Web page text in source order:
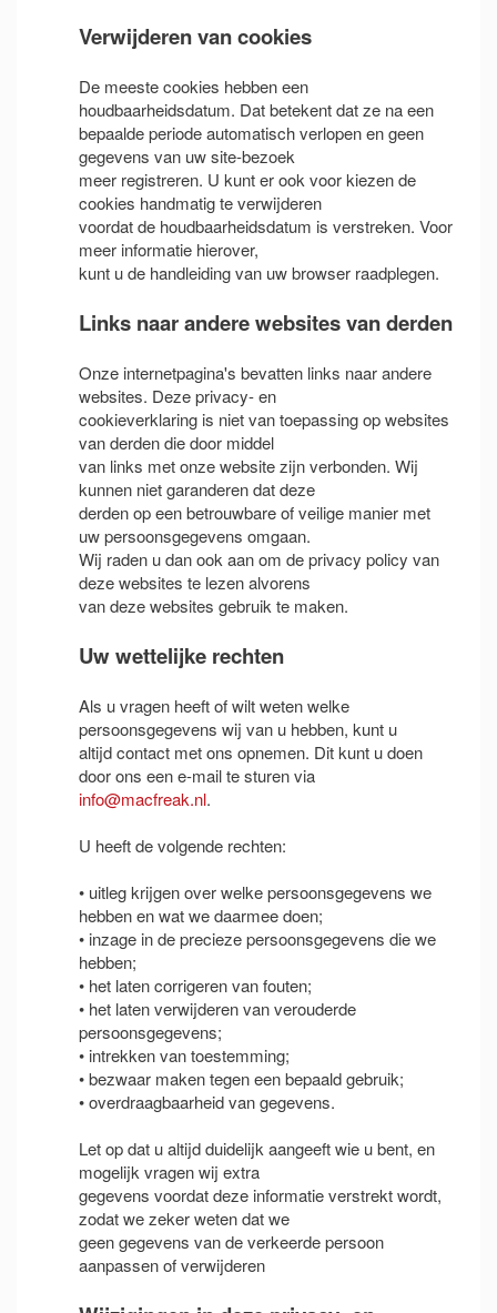
Verwijderen van cookies
De meeste cookies hebben een
houdbaarheidsdatum. Dat betekent dat ze na een
bepaalde periode automatisch verlopen en geen
gegevens van uw site-bezoek
meer registreren. U kunt er ook voor kiezen de
cookies handmatig te verwijderen
voordat de houdbaarheidsdatum is verstreken. Voor
meer informatie hierover,
kunt u de handleiding van uw browser raadplegen.
Links naar andere websites van derden
Onze internetpagina's bevatten links naar andere
websites. Deze privacy- en
cookieverklaring is niet van toepassing op websites
van derden die door middel
van links met onze website zijn verbonden. Wij
kunnen niet garanderen dat deze
derden op een betrouwbare of veilige manier met
uw persoonsgegevens omgaan.
Wij raden u dan ook aan om de privacy policy van
deze websites te lezen alvorens
van deze websites gebruik te maken.
Uw wettelijke rechten
Als u vragen heeft of wilt weten welke
persoonsgegevens wij van u hebben, kunt u
altijd contact met ons opnemen. Dit kunt u doen
door ons een e-mail te sturen via
info@macfreak.nl.
U heeft de volgende rechten:
• uitleg krijgen over welke persoonsgegevens we
hebben en wat we daarmee doen;
• inzage in de precieze persoonsgegevens die we
hebben;
• het laten corrigeren van fouten;
• het laten verwijderen van verouderde
persoonsgegevens;
• intrekken van toestemming;
• bezwaar maken tegen een bepaald gebruik;
• overdraagbaarheid van gegevens.
Let op dat u altijd duidelijk aangeeft wie u bent, en
mogelijk vragen wij extra
gegevens voordat deze informatie verstrekt wordt,
zodat we zeker weten dat we
geen gegevens van de verkeerde persoon
aanpassen of verwijderen